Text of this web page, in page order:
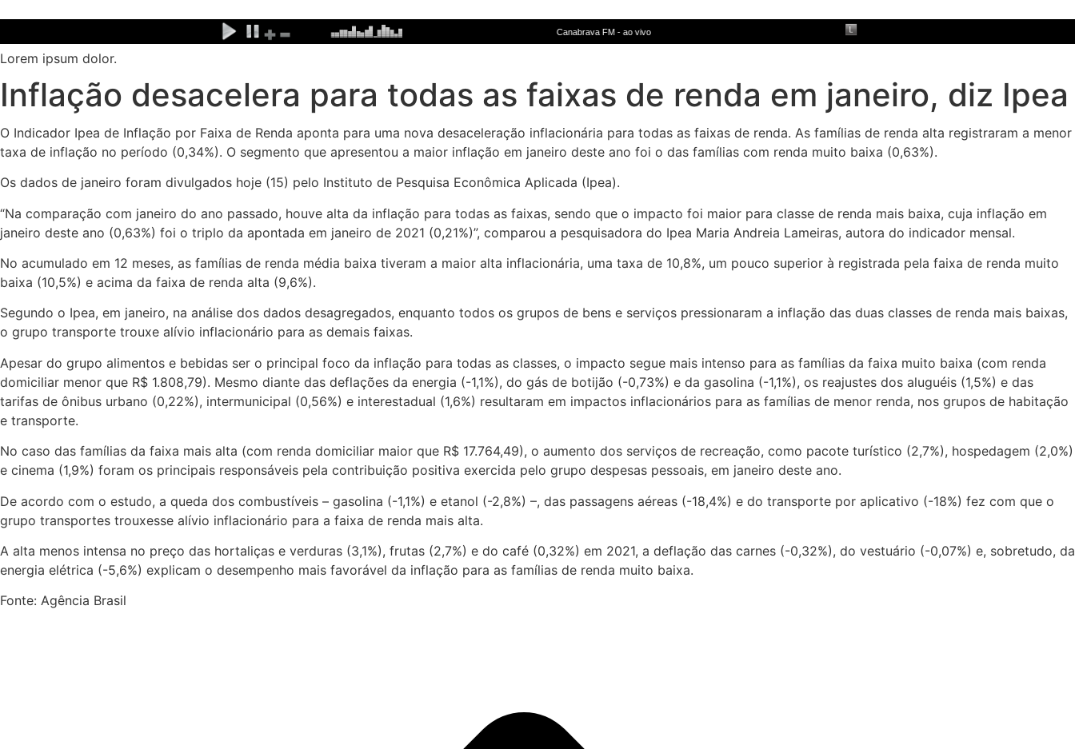
o
conteúdo
Lorem ipsum dolor.
Inflação desacelera para todas as faixas de renda em janeiro, diz Ipea
O Indicador Ipea de Inflação por Faixa de Renda aponta para uma nova desaceleração inflacionária para todas as faixas de renda. As famílias de renda alta registraram a menor
taxa de inflação no período (0,34%). O segmento que apresentou a maior inflação em janeiro deste ano foi o das famílias com renda muito baixa (0,63%).
Os dados de janeiro foram divulgados hoje (15) pelo Instituto de Pesquisa Econômica Aplicada (Ipea).
“Na comparação com janeiro do ano passado, houve alta da inflação para todas as faixas, sendo que o impacto foi maior para classe de renda mais baixa, cuja inflação em
janeiro deste ano (0,63%) foi o triplo da apontada em janeiro de 2021 (0,21%)”, comparou a pesquisadora do Ipea Maria Andreia Lameiras, autora do indicador mensal.
No acumulado em 12 meses, as famílias de renda média baixa tiveram a maior alta inflacionária, uma taxa de 10,8%, um pouco superior à registrada pela faixa de renda muito
baixa (10,5%) e acima da faixa de renda alta (9,6%).
Segundo o Ipea, em janeiro, na análise dos dados desagregados, enquanto todos os grupos de bens e serviços pressionaram a inflação das duas classes de renda mais baixas,
o grupo transporte trouxe alívio inflacionário para as demais faixas.
Apesar do grupo alimentos e bebidas ser o principal foco da inflação para todas as classes, o impacto segue mais intenso para as famílias da faixa muito baixa (com renda
domiciliar menor que R$ 1.808,79). Mesmo diante das deflações da energia (-1,1%), do gás de botijão (-0,73%) e da gasolina (-1,1%), os reajustes dos aluguéis (1,5%) e das
tarifas de ônibus urbano (0,22%), intermunicipal (0,56%) e interestadual (1,6%) resultaram em impactos inflacionários para as famílias de menor renda, nos grupos de habitação
e transporte.
No caso das famílias da faixa mais alta (com renda domiciliar maior que R$ 17.764,49), o aumento dos serviços de recreação, como pacote turístico (2,7%), hospedagem (2,0%)
e cinema (1,9%) foram os principais responsáveis pela contribuição positiva exercida pelo grupo despesas pessoais, em janeiro deste ano.
De acordo com o estudo, a queda dos combustíveis – gasolina (-1,1%) e etanol (-2,8%) –, das passagens aéreas (-18,4%) e do transporte por aplicativo (-18%) fez com que o
grupo transportes trouxesse alívio inflacionário para a faixa de renda mais alta.
A alta menos intensa no preço das hortaliças e verduras (3,1%), frutas (2,7%) e do café (0,32%) em 2021, a deflação das carnes (-0,32%), do vestuário (-0,07%) e, sobretudo, da
energia elétrica (-5,6%) explicam o desempenho mais favorável da inflação para as famílias de renda muito baixa.
Fonte: Agência Brasil